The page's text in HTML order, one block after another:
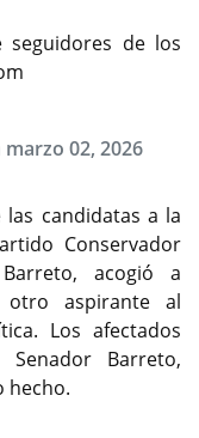
seguidores de los
02, 2026
candidatas a la
Conservador
acogió a
otro aspirante al
Los afectados
Barreto,
hecho.